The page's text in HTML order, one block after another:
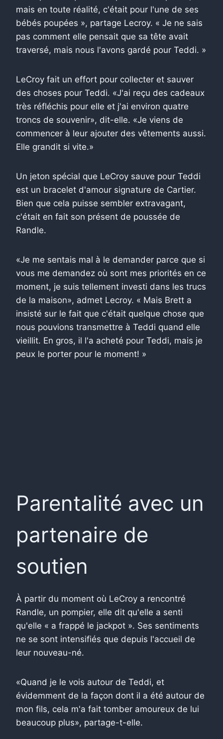
mais en toute réalité, c'était pour l'une de ses
bébés poupées », partage Lecroy. « Je ne sais
pas comment elle pensait que sa tête avait
traversé, mais nous l'avons gardé pour Teddi. »
LeCroy fait un effort pour collecter et sauver
des choses pour Teddi. «J'ai reçu des cadeaux
très réfléchis pour elle et j'ai environ quatre
troncs de souvenir», dit-elle. «Je viens de
commencer à leur ajouter des vêtements aussi.
Elle grandit si vite.»
Un jeton spécial que LeCroy sauve pour Teddi
est un bracelet d'amour signature de Cartier.
Bien que cela puisse sembler extravagant,
c'était en fait son présent de poussée de
Randle.
«Je me sentais mal à le demander parce que si
vous me demandez où sont mes priorités en ce
moment, je suis tellement investi dans les trucs
de la maison», admet Lecroy. « Mais Brett a
insisté sur le fait que c'était quelque chose que
nous pouvions transmettre à Teddi quand elle
vieillit. En gros, il l'a acheté pour Teddi, mais je
peux le porter pour le moment! »
Parentalité avec un
partenaire de
soutien
À partir du moment où LeCroy a rencontré
Randle, un pompier, elle dit qu'elle a senti
qu'elle « a frappé le jackpot ». Ses sentiments
ne se sont intensifiés que depuis l'accueil de
leur nouveau-né.
«Quand je le vois autour de Teddi, et
évidemment de la façon dont il a été autour de
mon fils, cela m'a fait tomber amoureux de lui
beaucoup plus», partage-t-elle.